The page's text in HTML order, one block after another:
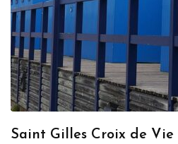
Saint Gilles Croix de Vie